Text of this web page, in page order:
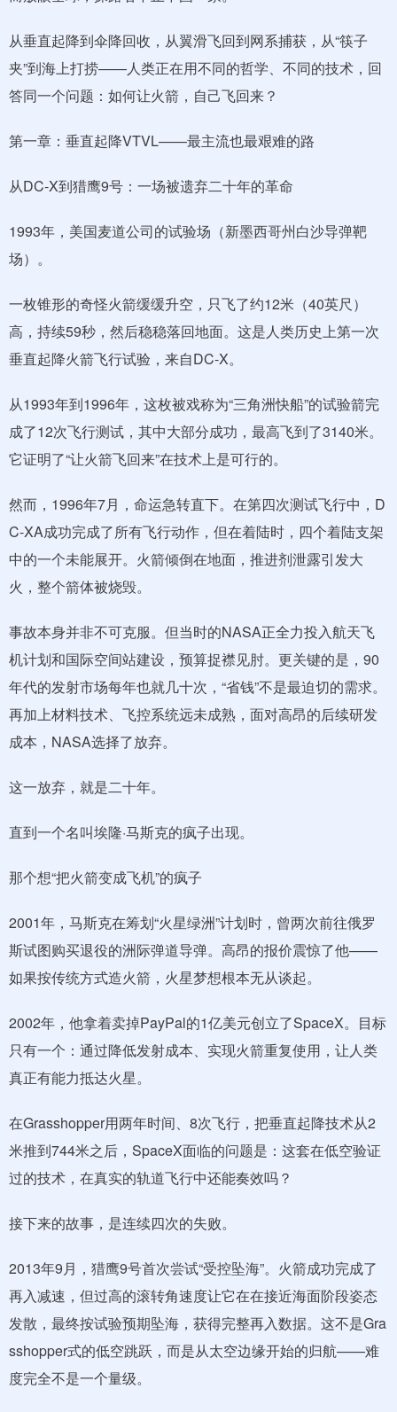
从垂直起降到伞降回收，从翼滑飞回到网系捕获，从“筷子
夹”到海上打捞——人类正在用不同的哲学、不同的技术，回
答同一个问题：如何让火箭，自己飞回来？
第一章：垂直起降VTVL——最主流也最艰难的路
从DC-X到猎鹰9号：一场被遗弃二十年的革命
1993年，美国麦道公司的试验场（新墨西哥州白沙导弹靶
场）。
一枚锥形的奇怪火箭缓缓升空，只飞了约12米（40英尺）
高，持续59秒，然后稳稳落回地面。这是人类历史上第一次
垂直起降火箭飞行试验，来自DC-X。
从1993年到1996年，这枚被戏称为“三角洲快船”的试验箭完
成了12次飞行测试，其中大部分成功，最高飞到了3140米。
它证明了“让火箭飞回来”在技术上是可行的。
然而，1996年7月，命运急转直下。在第四次测试飞行中，D
C-XA成功完成了所有飞行动作，但在着陆时，四个着陆支架
中的一个未能展开。火箭倾倒在地面，推进剂泄露引发大
火，整个箭体被烧毁。
事故本身并非不可克服。但当时的NASA正全力投入航天飞
机计划和国际空间站建设，预算捉襟见肘。更关键的是，90
年代的发射市场每年也就几十次，“省钱”不是最迫切的需求。
再加上材料技术、飞控系统远未成熟，面对高昂的后续研发
成本，NASA选择了放弃。
这一放弃，就是二十年。
直到一个名叫埃隆·马斯克的疯子出现。
那个想“把火箭变成飞机”的疯子
2001年，马斯克在筹划“火星绿洲”计划时，曾两次前往俄罗
斯试图购买退役的洲际弹道导弹。高昂的报价震惊了他——
如果按传统方式造火箭，火星梦想根本无从谈起。
2002年，他拿着卖掉PayPal的1亿美元创立了SpaceX。目标
只有一个：通过降低发射成本、实现火箭重复使用，让人类
真正有能力抵达火星。
在Grasshopper用两年时间、8次飞行，把垂直起降技术从2
米推到744米之后，SpaceX面临的问题是：这套在低空验证
过的技术，在真实的轨道飞行中还能奏效吗？
接下来的故事，是连续四次的失败。
2013年9月，猎鹰9号首次尝试“受控坠海”。火箭成功完成了
再入减速，但过高的滚转角速度让它在在接近海面阶段姿态
发散，最终按试验预期坠海，获得完整再入数据。这不是Gra
sshopper式的低空跳跃，而是从太空边缘开始的归航——难
度完全不是一个量级。